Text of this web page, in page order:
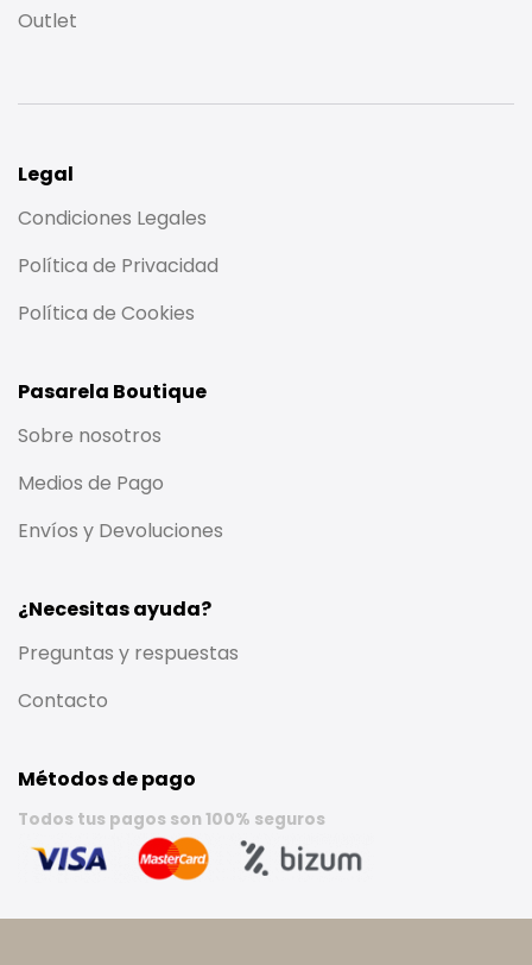
Outlet
Legal
Condiciones Legales
Política de Privacidad
Política de Cookies
Pasarela Boutique
Sobre nosotros
Medios de Pago
Envíos y Devoluciones
¿Necesitas ayuda?
Preguntas y respuestas
Contacto
Métodos de pago
Todos tus pagos son 100% seguros